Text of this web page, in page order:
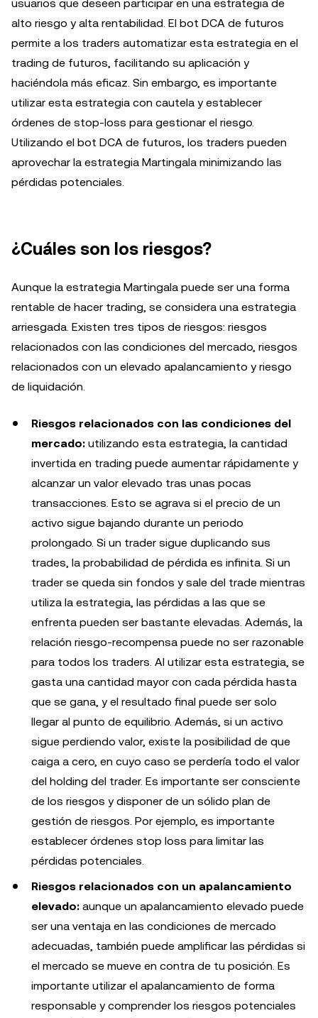
usuarios que deseen participar en una estrategia de
alto riesgo y alta rentabilidad. El bot DCA de futuros
permite a los traders automatizar esta estrategia en el
trading de futuros, facilitando su aplicación y
haciéndola más eficaz. Sin embargo, es importante
utilizar esta estrategia con cautela y establecer
órdenes de stop-loss para gestionar el riesgo.
Utilizando el bot DCA de futuros, los traders pueden
aprovechar la estrategia Martingala minimizando las
pérdidas potenciales.
¿Cuáles son los riesgos?
Aunque la estrategia Martingala puede ser una forma
rentable de hacer trading, se considera una estrategia
arriesgada. Existen tres tipos de riesgos: riesgos
relacionados con las condiciones del mercado, riesgos
relacionados con un elevado apalancamiento y riesgo
de liquidación.
Riesgos relacionados con las condiciones del
mercado: utilizando esta estrategia, la cantidad
invertida en trading puede aumentar rápidamente y
alcanzar un valor elevado tras unas pocas
transacciones. Esto se agrava si el precio de un
activo sigue bajando durante un periodo
prolongado. Si un trader sigue duplicando sus
trades, la probabilidad de pérdida es infinita. Si un
trader se queda sin fondos y sale del trade mientras
utiliza la estrategia, las pérdidas a las que se
enfrenta pueden ser bastante elevadas. Además, la
relación riesgo-recompensa puede no ser razonable
para todos los traders. Al utilizar esta estrategia, se
gasta una cantidad mayor con cada pérdida hasta
que se gana, y el resultado final puede ser solo
llegar al punto de equilibrio. Además, si un activo
sigue perdiendo valor, existe la posibilidad de que
caiga a cero, en cuyo caso se perdería todo el valor
del holding del trader. Es importante ser consciente
de los riesgos y disponer de un sólido plan de
gestión de riesgos. Por ejemplo, es importante
establecer órdenes stop loss para limitar las
pérdidas potenciales.
Riesgos relacionados con un apalancamiento
elevado: aunque un apalancamiento elevado puede
ser una ventaja en las condiciones de mercado
adecuadas, también puede amplificar las pérdidas si
el mercado se mueve en contra de tu posición. Es
importante utilizar el apalancamiento de forma
responsable y comprender los riesgos potenciales